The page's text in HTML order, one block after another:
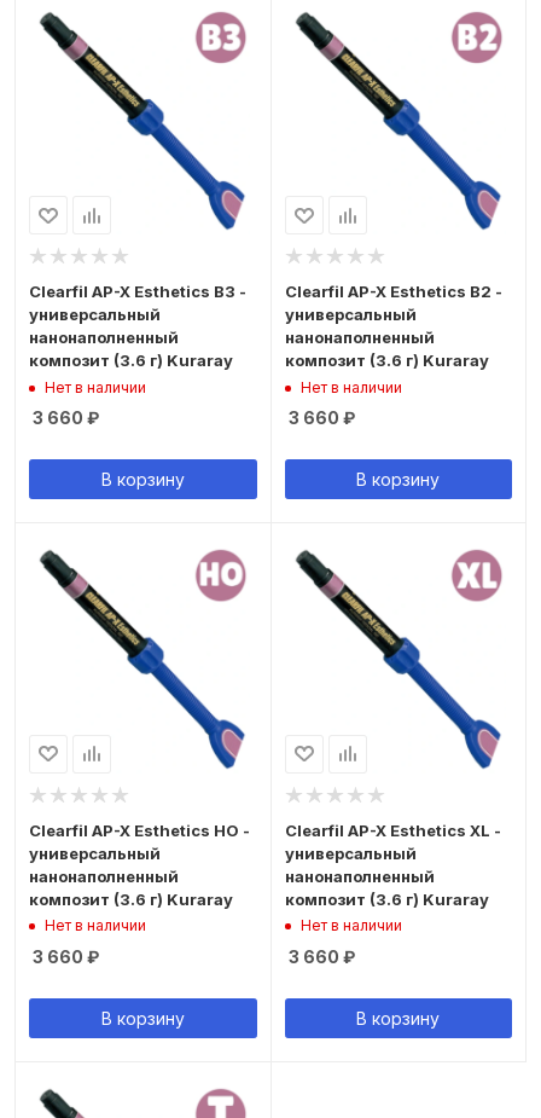
Clearfil AP-X Esthetics B3 -
универсальный
нанонаполненный
композит (3.6 г) Kuraray
Нет в наличии
3 660 ₽
В корзину
Clearfil AP-X Esthetics B2 -
универсальный
нанонаполненный
композит (3.6 г) Kuraray
Нет в наличии
3 660 ₽
В корзину
Clearfil AP-X Esthetics HO -
универсальный
нанонаполненный
композит (3.6 г) Kuraray
Нет в наличии
3 660 ₽
В корзину
Clearfil AP-X Esthetics XL -
универсальный
нанонаполненный
композит (3.6 г) Kuraray
Нет в наличии
3 660 ₽
В корзину